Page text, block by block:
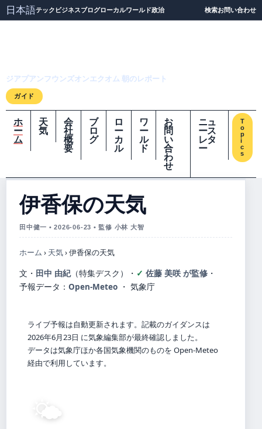
日本語テック ビジネスブログローカルワールド政治 検索お問い合わせ
ジアプアンフウンズオンエクオム 朝のレポート
ガイド
ホ
ー
ム
天
気
会
社
概
要
ブ
ロ
グ
ロ
ー
カ
ル
ワ
ー
ル
ド
お
問
い
合
わ
せ
ニュ
ース
レタ
ー
T
o
p
i
c
s
伊香保の天気
田中健一 • 2026-06-23 • 監修 小林 大智
ホーム › 天気›伊香保の天気
文・ 田中 由紀（特集デスク） ・ 佐藤 美咲 が監修 ・
予報データ： Open-Meteo ・ 気象庁
ライブ予報は自動更新されます。記載のガイダンスは
2026年6月23日 に気象編集部が最終確認しました。
データは気象庁ほか各国気象機関のものを Open-Meteo
経由で利用しています。
🌤️